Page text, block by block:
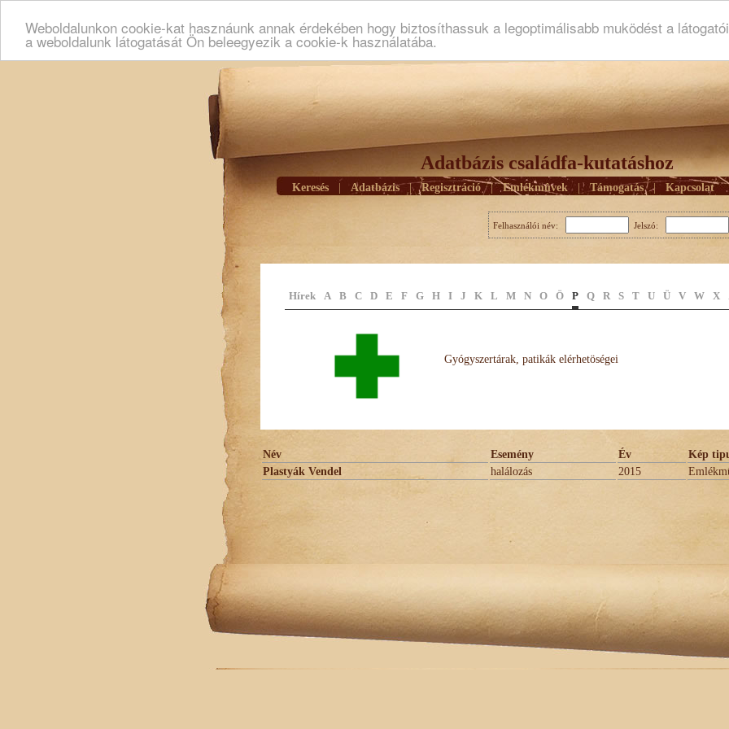
Weboldalunkon cookie-kat hasznáunk annak érdekében hogy biztosíthassuk a legoptimálisabb muködést a
a weboldalunk látogatását Ön beleegyezik a cookie-k használatába.
Adatbázis családfa-kutatáshoz
Keresés Adatbázis | Regisztráció | Emlékmûvek | Támogatás | Kapcsolat
Felhasználói név: Jelszó:
Hírek A B C D E F G H I J K L M N O Ö P Q R S T U Ü V W X
Gyógyszertárak, patikák elérhetöségei
Név Esemény Év
Kép
Plastyák Vendel
halálozás 2015